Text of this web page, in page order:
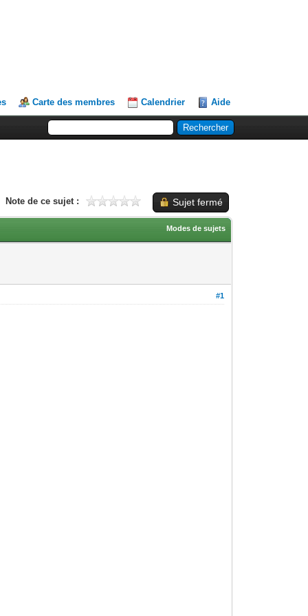
Carte des membres Calendrier Aide
Sujet fermé
Note de ce sujet :
Modes de sujets
#1